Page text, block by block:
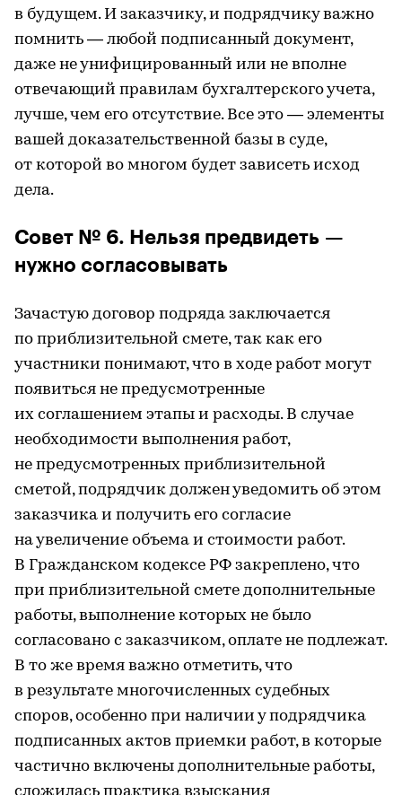
в будущем. И заказчику, и подрядчику важно
помнить — любой подписанный документ,
даже не унифицированный или не вполне
отвечающий правилам бухгалтерского учета,
лучше, чем его отсутствие. Все это — элементы
вашей доказательственной базы в суде,
от которой во многом будет зависеть исход
дела.
Совет № 6. Нельзя предвидеть —
нужно согласовывать
Зачастую договор подряда заключается
по приблизительной смете, так как его
участники понимают, что в ходе работ могут
появиться не предусмотренные
их соглашением этапы и расходы. В случае
необходимости выполнения работ,
не предусмотренных приблизительной
сметой, подрядчик должен уведомить об этом
заказчика и получить его согласие
на увеличение объема и стоимости работ.
В Гражданском кодексе РФ закреплено, что
при приблизительной смете дополнительные
работы, выполнение которых не было
согласовано с заказчиком, оплате не подлежат.
В то же время важно отметить, что
в результате многочисленных судебных
споров, особенно при наличии у подрядчика
подписанных актов приемки работ, в которые
частично включены дополнительные работы,